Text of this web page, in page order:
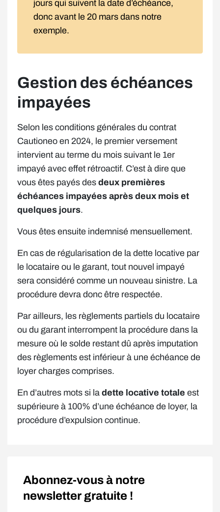
jours qui suivent la date d’échéance,
donc avant le 20 mars dans notre
exemple.
Gestion des échéances
impayées
Selon les conditions générales du contrat
Cautioneo en 2024, le premier versement
intervient au terme du mois suivant le 1er
impayé avec effet rétroactif. C’est à dire que
vous êtes payés des deux premières
échéances impayées après deux mois et
quelques jours.
Vous êtes ensuite indemnisé mensuellement.
En cas de régularisation de la dette locative par
le locataire ou le garant, tout nouvel impayé
sera considéré comme un nouveau sinistre. La
procédure devra donc être respectée.
Par ailleurs, les règlements partiels du locataire
ou du garant interrompent la procédure dans la
mesure où le solde restant dû après imputation
des règlements est inférieur à une échéance de
loyer charges comprises.
En d’autres mots si la dette locative totale est
supérieure à 100% d’une échéance de loyer, la
procédure d’expulsion continue.
Abonnez-vous à notre
newsletter gratuite !